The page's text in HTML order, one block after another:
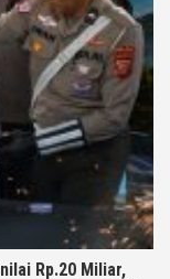
Rp.20 Miliar,